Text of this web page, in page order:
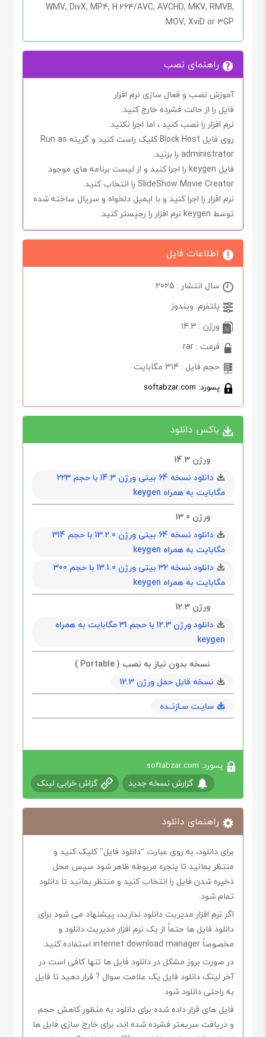
WMV, DivX, MP4, H.264/AVC, AVCHD, MKV, RMVB,
MOV, XviD or 3GP.
راهنمای نصب
آموزش نصب و فعال سازی نرم افزار
فایل را از حالت فشرده خارج کنید.
نرم افزار را نصب کنید ، اما اجرا نکنید.
روی فایل Block Hostکلیک راست کنید و گزینه Run as
administrator را بزنید.
فایل keygen را اجرا کنید و از لیست برنامه های موجود
SlideShow Movie Creator را انتخاب کنید.
نرم افزار را اجرا کنید و با ایمیل دلخواه و سریال ساخته شده
توسط keygen نرم افزار را رجیستر کنید.
اطلاعات فایل
سال انتشار : 2025
پلتفرم: ویندوز
ورژن : 14.3
فرمت : rar
حجم فایل : 314 مگابایت
پسورد: softabzar.com
باکس دانلود
ورژن 14.3
دانلود نسخه 64 بیتی ورژن 14.3 با حجم 223
مگابایت به همراه keygen
ورژن 13.0
دانلود نسخه 64 بیتی ورژن 13.2.0 با حجم 314
مگابایت به همراه keygen
دانلود نسخه 32 بیتی ورژن 13.1.0 با حجم 300
مگابایت به همراه keygen
ورژن 12.3
دانلود ورژن 12.3 با حجم 31 مگابایت به همراه
keygen
نسخه بدون نیاز به نصب ( Portable )
نسخه قابل حمل ورژن 12.3
سایـت سـازنــده
پسورد: softabzar.com
گزارش نسخه جدید گزاش خرابی لینک
راهنمای دانلود
برای دانلود، به روی عبارت “دانلود فایل” کلیک کنید و
منتظر بمانید تا پنجره مربوطه ظاهر شود سپس محل
ذخیره شدن فایل را انتخاب کنید و منتظر بمانید تا دانلود
تمام شود.
اگر نرم افزار مدیریت دانلود ندارید، پیشنهاد می شود برای
دانلود فایل ها حتماً از یک نرم افزار مدیریت دانلود و
مخصوصاً internet download manager استفاده کنید.
در صورت بروز مشکل در دانلود فایل ها تنها کافی است در
آخر لینک دانلود فایل یک علامت سوال ? قرار دهید تا فایل
به راحتی دانلود شود.
فایل های قرار داده شده برای دانلود به منظور کاهش حجم
و دریافت سریعتر فشرده شده اند، برای خارج سازی فایل ها